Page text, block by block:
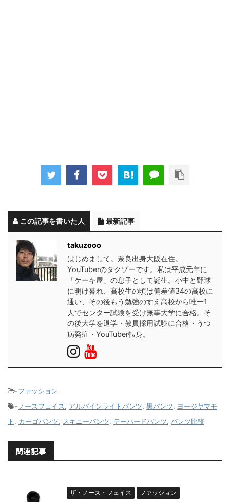
この記事を書いた人 最新記事
takuzooo
はじめまして。奈良出身大阪在住。
YouTuberのタクゾーです。私は平成元年に
「ケーキ屋」の息子として誕生。小中と野球
に明け暮れ、高校生の頃は偏差値34の高校に
通い、その後もう勉強のすえ高校から唯一1
人でセンター試験を受け無事大学に合格。そ
の後大学を退学・教員採用試験に合格・うつ
病発症・YouTuber転身。
-ファッション
- ノースフェイス, アルパインライトパンツ, 黒パンツ, ヨージヤマモ
ト , カーゴパンツ, スキニーパンツ, テーパードパンツ, パンツ比較
関連記事
ザ・ノース・フェイス ファッション